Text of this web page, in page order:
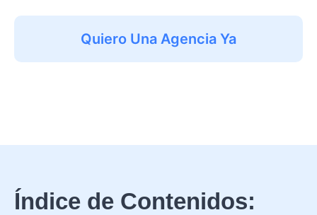
Quiero Una Agencia Ya
Índice de Contenidos: